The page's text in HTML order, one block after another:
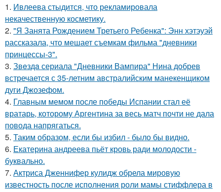
1. Ивлеева стыдится, что рекламировала
некачественную косметику.
2. "Я Занята Рождением Третьего Ребенка": Энн хэтэуэй
рассказала, что мешает съемкам фильма "дневники
принцессы-3".
3. Звeздa сериала "Дневники Вампира" Нина добрев
встречается с 35-летним австралийским манекенщиком
дуги Джозефом.
4. Главным мемом после победы Испании стал её
вратарь, которому Аргентина за весь матч почти не дала
повода напрягаться.
5. Таким образом, если бы избил - было бы видно.
6. Екатерина андреева пьёт кровь ради молодости -
буквально.
7. Актриса Дженнифер кулидж обрела мировую
известность после исполнения роли мамы стиффлера в